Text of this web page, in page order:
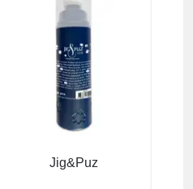
Jig&Puz